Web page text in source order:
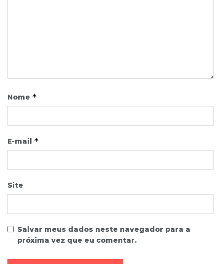
Nome *
E-mail *
Site
Salvar meus dados neste navegador para a
próxima vez que eu comentar.